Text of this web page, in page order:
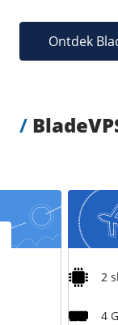
Ontdek
/
2
4
Versie